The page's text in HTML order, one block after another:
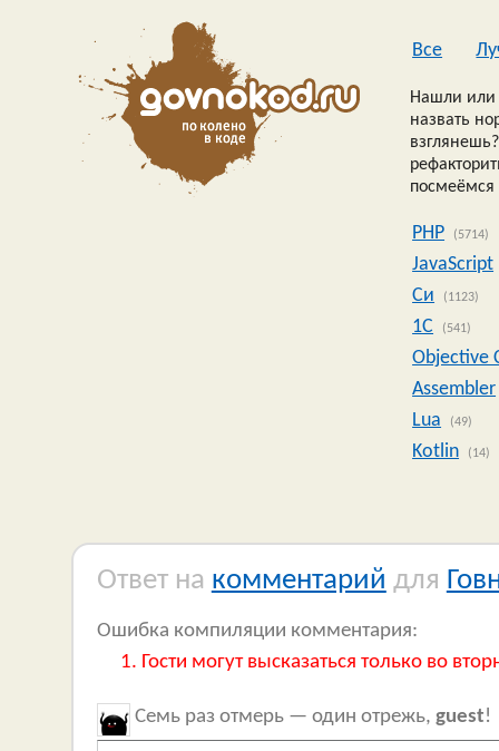
Все
Нашли или
назвать
посмеёмся
PHP (5714)
JavaScript
Си
(1123)
1C (541)
Objective
Assembler
Lua
(49)
Kotlin (14)
Ответ на комментарий для
Ошибка компиляции комментария:
Гости могут высказаться только во
Семь раз отмерь — один отрежь, guest!